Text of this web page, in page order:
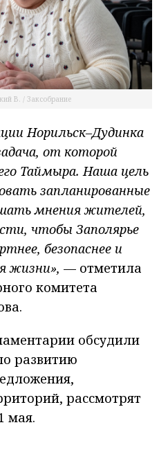
В. / Заксобрание
Норильск–Дудинка
от которой
Таймыра. Наша цель
запланированные
мнения жителей,
чтобы Заполярье
безопаснее и
жизни», — отметила
комитета
обсудили
развитию
рассмотрят
мая.